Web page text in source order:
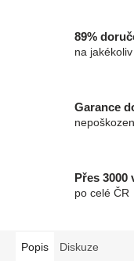
89%
na
Garance
Přes
po celé ČR
Popis Diskuze